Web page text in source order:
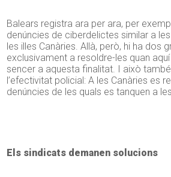
Balears registra ara per ara, per
denúncies de ciberdelictes similar a
les illes Canàries. Allà, però, hi ha dos
exclusivament a resoldre-les quan aquí
sencer a aquesta finalitat. I això
l’efectivitat policial: A les Canàries es
denúncies de les quals es tanquen a
Els sindicats demanen solucions